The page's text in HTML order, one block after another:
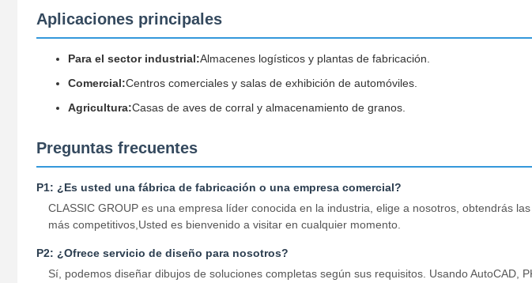
Aplicaciones principales
Para el sector industrial:Almacenes logísticos y plantas de fabricación.
Comercial:Centros comerciales y salas de exhibición de automóviles.
Agricultura:Casas de aves de corral y almacenamiento de granos.
Preguntas frecuentes
P1: ¿Es usted una fábrica de fabricación o una empresa comercial?
CLASSIC GROUP es una empresa líder conocida en la industria, elige a nosotros, obtendrás
más competitivos,Usted es bienvenido a visitar en cualquier momento.
P2: ¿Ofrece servicio de diseño para nosotros?
Sí, podemos diseñar dibujos de soluciones completas según sus requisitos. Usando AutoCAD,